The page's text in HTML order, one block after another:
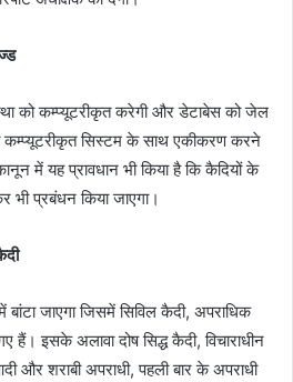
को कम्प्यूटरीकृत करेगी और डेटाबेस को जेल
सिस्टम के साथ एकीकरण करने
में यह प्रावधान भी किया है कि कैदियों के
प्रबंधन किया जाएगा।
जाएगा जिसमें सिविल कैदी, अपराधिक
इसके अलावा दोष सिद्ध कैदी, विचाराधीन
और शराबी अपराधी, पहली बार के अपराधी